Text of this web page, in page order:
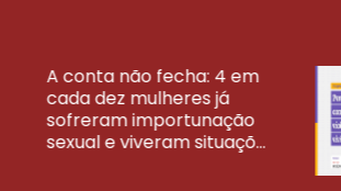
A conta não fecha: 4 em
cada dez mulheres já
sofreram importunação
sexual e viveram situaçõ...